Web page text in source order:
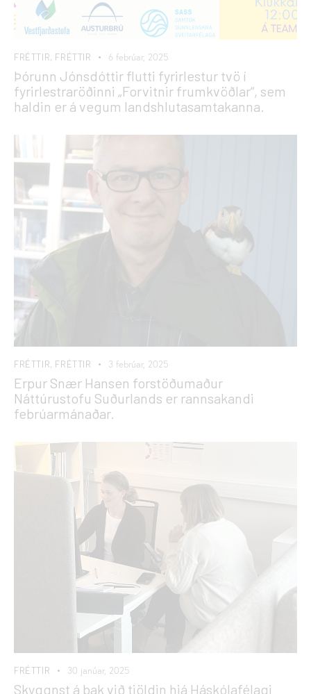
FRÉTTIR, FRÉTTIR 6 febrúar, 2025
Þórunn Jónsdóttir flutti fyrirlestur tvö í
fyrirlestraröðinni „Forvitnir frumkvöðlar“, sem
haldin er á vegum landshlutasamtakanna.
FRÉTTIR, FRÉTTIR 3 febrúar, 2025
Erpur Snær Hansen forstöðumaður
Náttúrustofu Suðurlands er rannsakandi
febrúarmánaðar.
FRÉTTIR 30 janúar, 2025
Skyggnst á bak við tjöldin hjá Háskólafélagi